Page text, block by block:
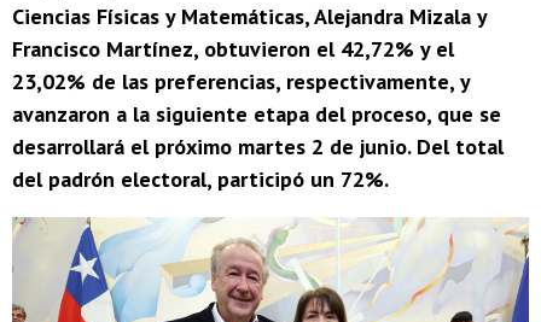
Ciencias Físicas y Matemáticas, Alejandra Mizala y
Francisco Martínez, obtuvieron el 42,72% y el
23,02% de las preferencias, respectivamente, y
avanzaron a la siguiente etapa del proceso, que se
desarrollará el próximo martes 2 de junio. Del total
del padrón electoral, participó un 72%.